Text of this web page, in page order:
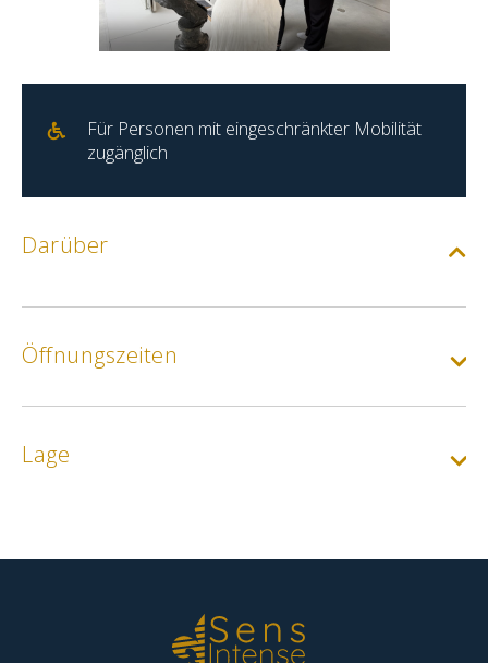
Für Personen mit eingeschränkter Mobilität
zugänglich
Darüber
Öffnungszeiten
Lage